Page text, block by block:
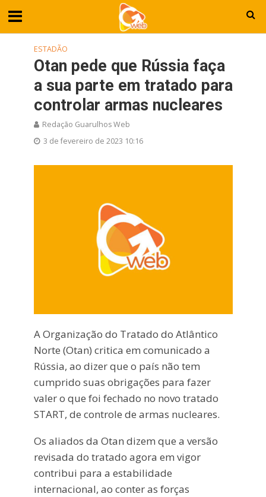
ESTADÃO
Otan pede que Rússia faça
a sua parte em tratado para
controlar armas nucleares
Redação Guarulhos Web
3 de fevereiro de 2023 10:16
A Organização do Tratado do Atlântico
Norte (Otan) critica em comunicado a
Rússia, ao dizer que o país não tem
cumprido suas obrigações para fazer
valer o que foi fechado no novo tratado
START, de controle de armas nucleares.
Os aliados da Otan dizem que a versão
revisada do tratado agora em vigor
contribui para a estabilidade
internacional, ao conter as forças